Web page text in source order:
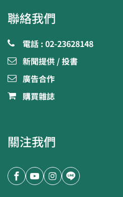
聯絡我們
電話 : 02-23628148
新聞提供 / 投書
廣告合作
購買雜誌
關注我們